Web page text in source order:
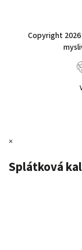
Copyright 2026
×
Splátková